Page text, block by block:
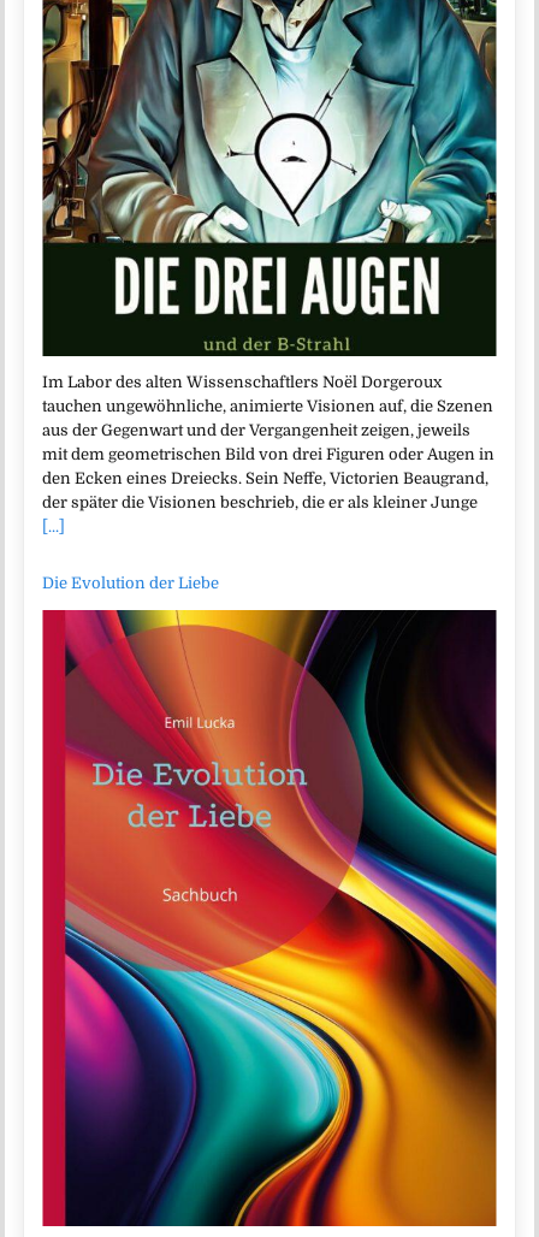
Im Labor des alten Wissenschaftlers Noël Dorgeroux
tauchen ungewöhnliche, animierte Visionen auf, die Szenen
aus der Gegenwart und der Vergangenheit zeigen, jeweils
mit dem geometrischen Bild von drei Figuren oder Augen in
den Ecken eines Dreiecks. Sein Neffe, Victorien Beaugrand,
der später die Visionen beschrieb, die er als kleiner Junge
[...]
Die Evolution der Liebe